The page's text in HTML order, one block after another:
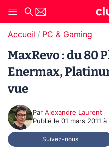
Accueil PC & Gaming
MaxRevo : du 80
Enermax,
vue
Par Alexandre Laurent
Publié le 01 mars 2011 à
Suivez-nous